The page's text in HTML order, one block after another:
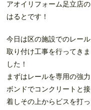
アオイリフォーム足立店の
はるとです！
今日は区の施設でのレール
取り付け工事を行ってきま
した！
まずはレールを専用の強力
ボンドでコンクリートと接
着しその上からビスを打っ